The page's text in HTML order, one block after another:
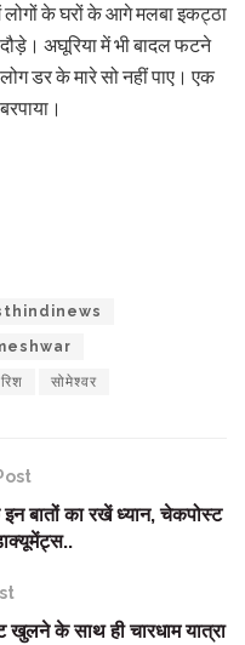
के घरों के आगे मलबा इकट्ठा
अघूरिया में भी बादल फटने
डर के मारे सो नहीं पाए। एक
सोमेश्वर
बातों का रखें ध्यान, चेकपोस्ट
खुलने के साथ ही चारधाम यात्रा